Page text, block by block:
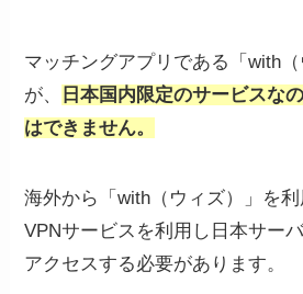
マッチングアプリである「with
が、
日本国内限定のサービスな
はできません。
海外から「with（ウィズ）」を
VPNサービスを利用し日本サー
アクセスする必要があります。